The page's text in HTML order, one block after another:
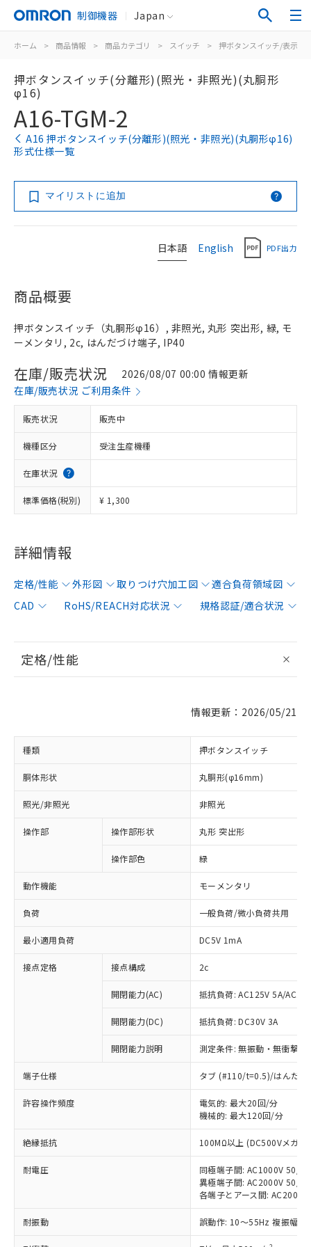
制御機器 Japan
ホーム > 商品情報 > 商品カテゴリ > スイッチ > 押ボタンスイッチ/表示灯
押ボタンスイッチ(分離形)(照光・非照光)(丸胴形
φ16)
A16-TGM-2
A16 押ボタンスイッチ(分離形)(照光・非照光)(丸胴形φ16)
形式仕様一覧
マイリストに追加
日本語 English PDF出力
商品概要
押ボタンスイッチ（丸胴形φ16）, 非照光, 丸形 突出形, 緑, モ
ーメンタリ, 2c, はんだづけ端子, IP40
在庫/販売状況
2026/08/07 00:00 情報更新
在庫/販売状況 ご利用条件
販売状況 販売中
機種区分 受注生産機種
在庫状況
標準価格(税別) ¥ 1,300
詳細情報
定格/性能 外形図 取りつけ穴加工図
適合負荷領域図
CAD
RoHS/REACH対応状況 規格認証/適合状況
定格/性能
情報更新：2026/05/21
種類 押ボタンスイッチ
胴体形状 丸胴形(φ16mm)
照光/非照光 非照光
操作部 操作部形状 丸形 突出形
操作部色 緑
動作機能 モーメンタリ
負荷 一般負荷/微小負荷共用
最小適用負荷 DC5V 1mA
接点定格 接点構成 2c
開閉能力(AC) 抵抗負荷: AC125V 5A/
開閉能力(DC) 抵抗負荷: DC30V 3A
開閉能力説明 測定条件: 無振動・無衝撃
端子仕様 タブ (#110/t=0.5)/はんだづ
許容操作頻度
電気的: 最大20回/分
機械的: 最大120回/分
絶縁抵抗 100MΩ以上 (DC500Vメガ)
耐電圧
同極端子間: AC1000V 50/
異極端子間: AC2000V 50/
各端子とアース間:
耐振動 誤動作: 10～55Hz 複振幅
※1 対応状況
対応済み：EU RoHS指令（10物質）の
非含有に対応した製品が提供可能な商品で
対応予定：EU RoHS指令（10物質）の非含
有に対応した製品に切り替える予定のある